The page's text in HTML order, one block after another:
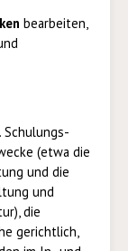
bearbeiten,
Schulungs-
(etwa die
und die
und
die
gerichtlich,